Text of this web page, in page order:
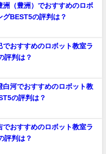
洲（豊洲）でおすすめのロボ
グBEST5の評判は？
でおすすめのロボット教室ラ
評判は？
白河でおすすめのロボット教
の評判は？
でおすすめのロボット教室ラ
評判は？